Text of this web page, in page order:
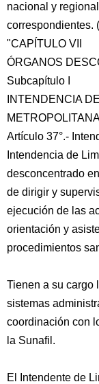
nacional y
correspondientes.
"CAPÍTULO VII
ÓRGANOS
Subcapítulo I
INTENDENCIA
Artículo 37°.-
Intendencia de
desconcentrado
de dirigir y
ejecución de las
orientación y
procedimientos
Tienen a su cargo
sistemas
coordinación con
la Sunafil.
El Intendente de